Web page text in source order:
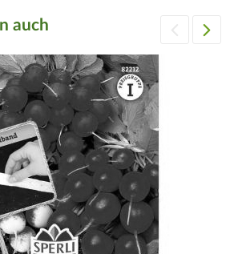
auch